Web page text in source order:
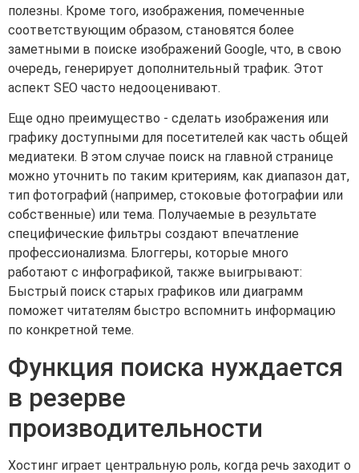
полезны. Кроме того, изображения, помеченные
соответствующим образом, становятся более
заметными в поиске изображений Google, что, в свою
очередь, генерирует дополнительный трафик. Этот
аспект SEO часто недооценивают.
Еще одно преимущество - сделать изображения или
графику доступными для посетителей как часть общей
медиатеки. В этом случае поиск на главной странице
можно уточнить по таким критериям, как диапазон дат,
тип фотографий (например, стоковые фотографии или
собственные) или тема. Получаемые в результате
специфические фильтры создают впечатление
профессионализма. Блоггеры, которые много
работают с инфографикой, также выигрывают:
Быстрый поиск старых графиков или диаграмм
поможет читателям быстро вспомнить информацию
по конкретной теме.
Функция поиска нуждается
в резерве
производительности
Хостинг играет центральную роль, когда речь заходит о